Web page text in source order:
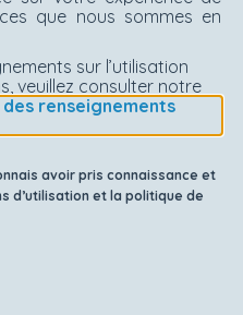
que nous sommes en
sur l’utilisation
veuillez consulter notre
renseignements
avoir pris connaissance et
d’utilisation et la politique de